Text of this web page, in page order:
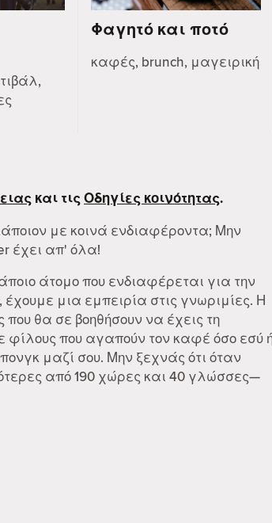
Φαγητό και ποτό
καφές, brunch, μαγειρική
και τιςΟδηγίες κοινότητας.
με κοινά ενδιαφέροντα; Μην
έχει απ' όλα!
άτομο που ενδιαφέρεται για την
μια εμπειρία στις γνωριμίες. Η
που θα σε βοηθήσουν να έχεις τη
φίλους που αγαπούν τον καφέ όσο εσύ
μαζί σου. Μην ξεχνάς ότι όταν
από 190 χώρες και 40 γλώσσες—